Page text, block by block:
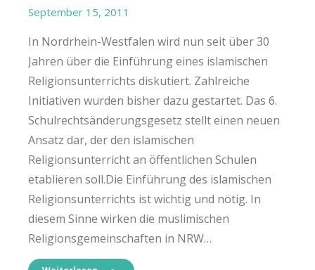
September 15, 2011
In Nordrhein-Westfalen wird nun seit über 30
Jahren über die Einführung eines islamischen
Religionsunterrichts diskutiert. Zahlreiche
Initiativen wurden bisher dazu gestartet. Das 6.
Schulrechtsänderungsgesetz stellt einen neuen
Ansatz dar, der den islamischen
Religionsunterricht an öffentlichen Schulen
etablieren soll.Die Einführung des islamischen
Religionsunterrichts ist wichtig und nötig. In
diesem Sinne wirken die muslimischen
Religionsgemeinschaften in NRW…